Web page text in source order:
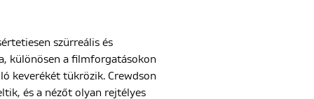
szürreális és
különösen a filmforgatásokon
keverékét tükrözik. Crewdson
és a nézőt olyan rejtélyes